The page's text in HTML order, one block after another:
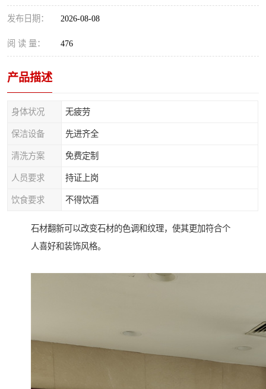
发布日期： 2026-08-08
阅 读 量： 476
产品描述
身体状况 无疲劳
保洁设备 先进齐全
清洗方案 免费定制
人员要求 持证上岗
饮食要求 不得饮酒
石材翻新可以改变石材的色调和纹理，使其更加符合个
人喜好和装饰风格。